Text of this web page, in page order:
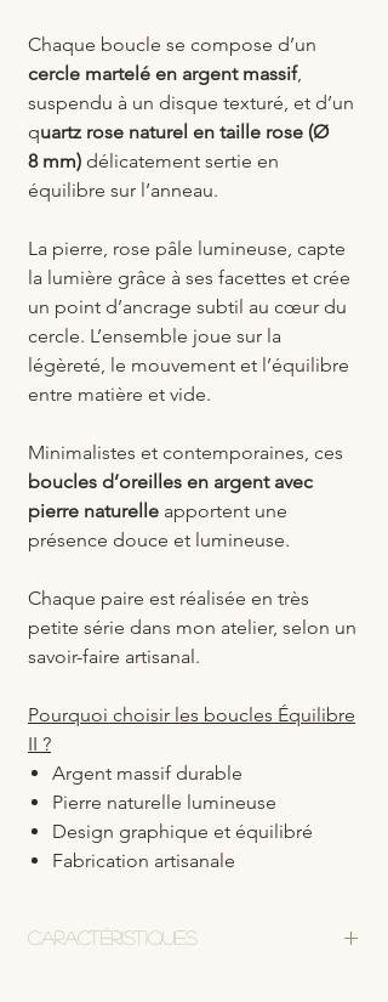
Chaque boucle se compose d’un
cercle martelé en argent massif,
suspendu à un disque texturé, et d’un
quartz rose naturel en taille rose (Ø
8 mm) délicatement sertie en
équilibre sur l’anneau.
La pierre, rose pâle lumineuse, capte
la lumière grâce à ses facettes et crée
un point d’ancrage subtil au cœur du
cercle. L’ensemble joue sur la
légèreté, le mouvement et l’équilibre
entre matière et vide.
Minimalistes et contemporaines, ces
boucles d’oreilles en argent avec
pierre naturelle apportent une
présence douce et lumineuse.
Chaque paire est réalisée en très
petite série dans mon atelier, selon un
savoir-faire artisanal.
Pourquoi choisir les boucles Équilibre
II ?
Argent massif durable
Pierre naturelle lumineuse
Design graphique et équilibré
Fabrication artisanale
Caractéristiques